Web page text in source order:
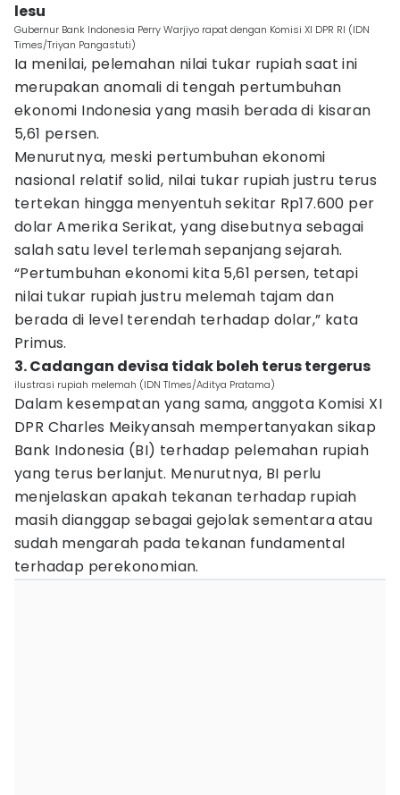
lesu
Gubernur Bank Indonesia Perry Warjiyo rapat dengan Komisi XI DPR RI (IDN
Times/Triyan Pangastuti)
Ia menilai, pelemahan nilai tukar rupiah saat ini
merupakan anomali di tengah pertumbuhan
ekonomi Indonesia yang masih berada di kisaran
5,61 persen.
Menurutnya, meski pertumbuhan ekonomi
nasional relatif solid, nilai tukar rupiah justru terus
tertekan hingga menyentuh sekitar Rp17.600 per
dolar Amerika Serikat, yang disebutnya sebagai
salah satu level terlemah sepanjang sejarah.
“Pertumbuhan ekonomi kita 5,61 persen, tetapi
nilai tukar rupiah justru melemah tajam dan
berada di level terendah terhadap dolar,” kata
Primus.
3. Cadangan devisa tidak boleh terus tergerus
ilustrasi rupiah melemah (IDN TImes/Aditya Pratama)
Dalam kesempatan yang sama, anggota Komisi XI
DPR Charles Meikyansah mempertanyakan sikap
Bank Indonesia (BI) terhadap pelemahan rupiah
yang terus berlanjut. Menurutnya, BI perlu
menjelaskan apakah tekanan terhadap rupiah
masih dianggap sebagai gejolak sementara atau
sudah mengarah pada tekanan fundamental
terhadap perekonomian.